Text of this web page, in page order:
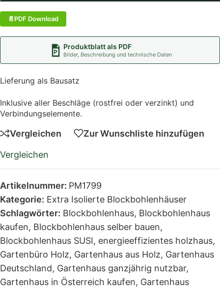
PDF Download
Produktblatt als PDF
Bilder, Beschreibung und technische Daten
Lieferung als Bausatz
Inklusive aller Beschläge (rostfrei oder verzinkt) und
Verbindungselemente.
Vergleichen Zur Wunschliste hinzufügen
Vergleichen
Artikelnummer: PM1799
Kategorie: Extra Isolierte Blockbohlenhäuser
Schlagwörter: Blockbohlenhaus, Blockbohlenhaus
kaufen, Blockbohlenhaus selber bauen,
Blockbohlenhaus SUSI, energieeffizientes holzhaus,
Gartenbüro Holz, Gartenhaus aus Holz, Gartenhaus
Deutschland, Gartenhaus ganzjährig nutzbar,
Gartenhaus in Österreich kaufen, Gartenhaus